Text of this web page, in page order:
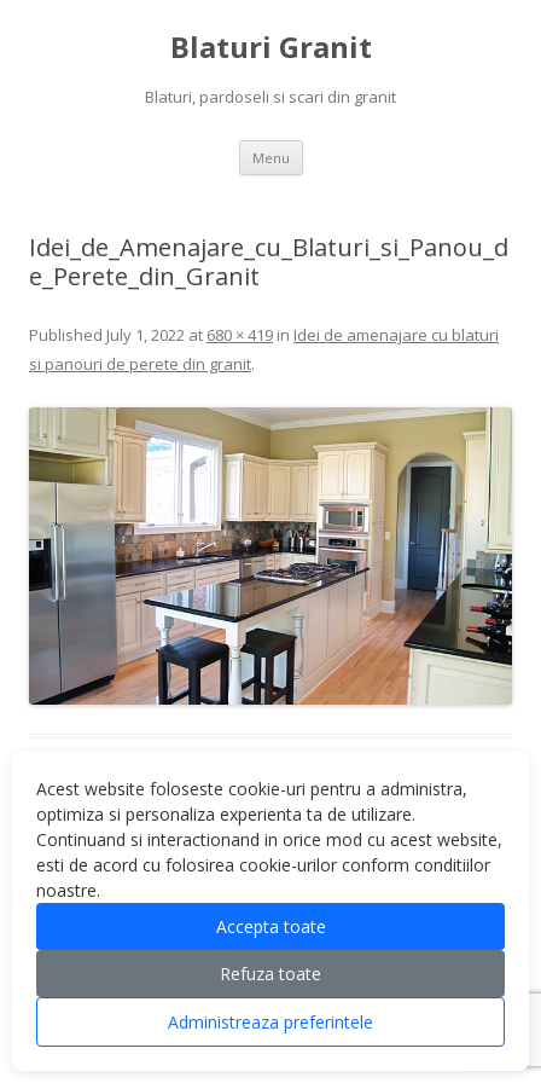
Acest website foloseste cookie-uri pentru a administra,
optimiza si personaliza experienta ta de utilizare.
Continuand si interactionand in orice mod cu acest website,
esti de acord cu folosirea cookie-urilor conform conditiilor
noastre.
Accepta toate
Refuza toate
Administreaza preferintele
Blaturi Granit
Blaturi, pardoseli si scari din granit
Menu Skip to content
Idei_de_Amenajare_cu_Blaturi_si_Panou_d
e_Perete_din_Granit
Published July 1, 2022 at 680 × 419 in Idei de amenajare cu blaturi
si panouri de perete din granit.
Proudly powered by WordPress